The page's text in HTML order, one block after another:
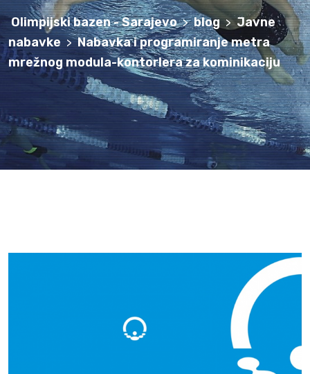
Olimpijski bazen - Sarajevo > blog > Javne
nabavke > Nabavka i programiranje metra
mrežnog modula-kontorlera za kominikaciju